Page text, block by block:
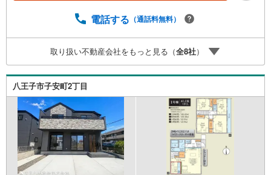
宅ローンのご相談○ライフプランのシミュレーション■住ま
なってお客様に合った物件をご紹介させて頂きます！ /他社
様掲載物件も併せてご紹介可能ですのでお気軽にお問い合
わせ下さい♪駐車場もございますので、お車でのお越しも
大歓迎です！
電話する （通話料無料）
取り扱い不動産会社をもっと見る（全8社）
八王子市子安町2丁目